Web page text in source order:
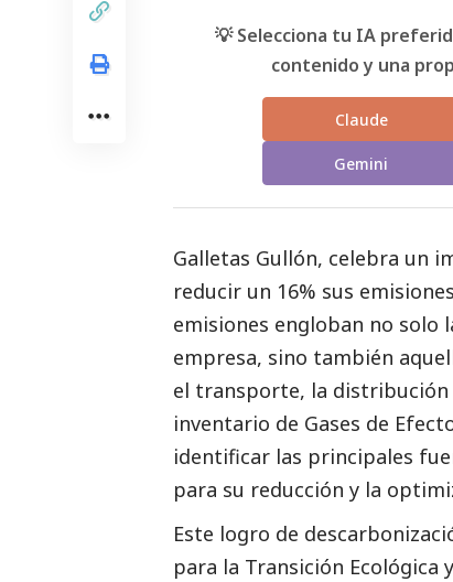
💡 Selecciona tu IA
contenido y una
Claude
Gemini
Galletas Gullón, celebra un
reducir un 16% sus
emisiones engloban no solo
empresa, sino también
el transporte, la distribución
inventario de Gases de
identificar las principales
para su reducción y la
Este logro de
para la Transición Ecológica